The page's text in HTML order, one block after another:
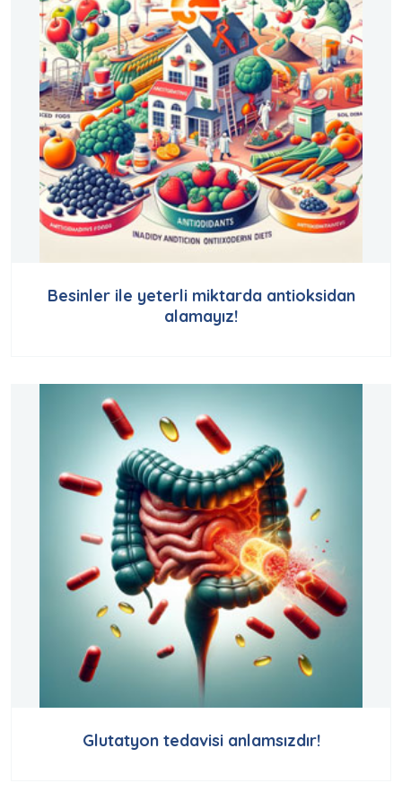
Besinler ile yeterli miktarda antioksidan
alamayız!
Glutatyon tedavisi anlamsızdır!